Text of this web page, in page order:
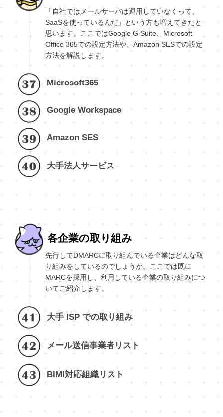
「自社ではメールサーバは運用していなくって、
SaaSを使っているんだ」という方も増えてきたと
思います。ここではGoogle G Suite、Microsoft
Office 365での設定方法や、Amazon SESでの設定
方法を解説します。
Microsoft365
Google Workspace
Amazon SES
大手法人サービス
各企業の取り組み
先行してDMARCに取り組んでいる企業はどんな取
り組みをしているのでしょうか。ここでは既に
MARCを採用し、利用している企業の取り組みにつ
いてご紹介します。
大手 ISP での取り組み
メール送信事業者リスト
BIMI対応組織リスト